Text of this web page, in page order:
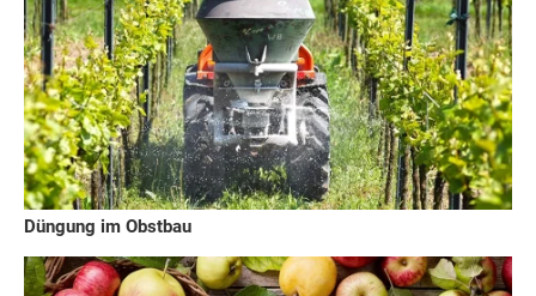
Düngung im Obstbau